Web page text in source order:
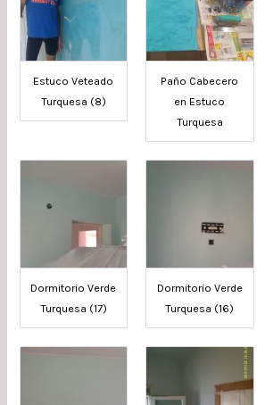
Estuco Veteado
Turquesa (8)
Paño Cabecero
en Estuco
Turquesa
Dormitorio Verde
Turquesa (17)
Dormitorio Verde
Turquesa (16)